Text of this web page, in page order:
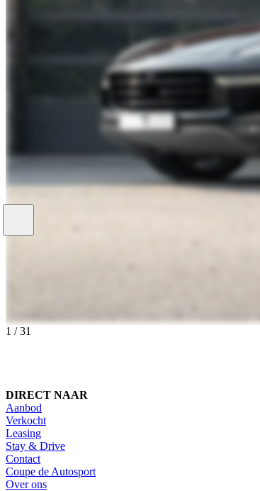
1 /31
DIRECT NAAR
Aanbod
Verkocht
Leasing
Stay & Drive
Contact
Coupe de Autosport
Over ons